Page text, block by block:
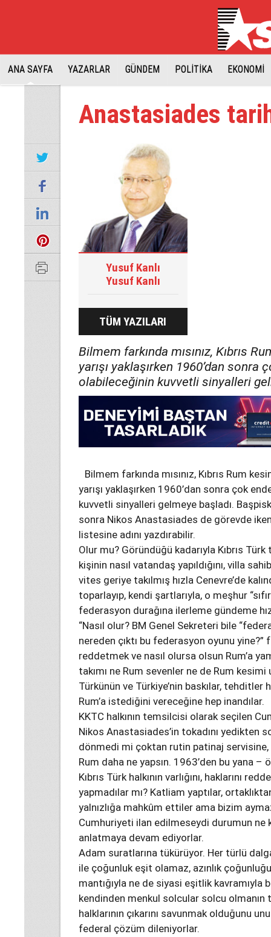
ANA SAYFA YAZARLAR GÜNDEM POLİTİKA EKONOMİ
Anastasiades
Yusuf Kanlı
Yusuf Kanlı
TÜM YAZILARI
Bilmem farkında mısınız, Kıbrıs
yarışı yaklaşırken 1960’dan
olabileceğinin kuvvetli sinyalleri
Bilmem farkında mısınız, Kıbrıs Rum
yarışı yaklaşırken 1960’dan sonra çok
kuvvetli sinyalleri gelmeye başladı.
sonra Nikos Anastasiades de görevde
listesine adını yazdırabilir.
Olur mu? Göründüğü kadarıyla Kıbrıs
kişinin nasıl vatandaş yapıldığını, villa
vites geriye takılmış hızla Cenevre’de
toparlayıp, kendi şartlarıyla, o meşhur
federasyon durağına ilerleme gündeme
“Nasıl olur? BM Genel Sekreteri bile
nereden çıktı bu federasyon oyunu yine?”
reddetmek ve nasıl olursa olsun Rum’a
takımı ne Rum sevenler ne de Rum kesimi
Türkünün ve Türkiye’nin baskılar, tehditler
Rum’a istediğini vereceğine hep inandılar.
KKTC halkının temsilcisi olarak seçilen
Nikos Anastasiades’in tokadını yedikten
dönmedi mi çoktan rutin patinaj
Rum daha ne yapsın. 1963’den bu yana
Kıbrıs Türk halkının varlığını, haklarını
yapmadılar mı? Katliam yaptılar,
yalnızlığa mahkûm ettiler ama bizim
Cumhuriyeti ilan edilmeseydi durumun ne
anlatmaya devam ediyorlar.
Adam suratlarına tükürüyor. Her türlü
ile çoğunluk eşit olamaz, azınlık
mantığıyla ne de siyasi eşitlik
kendinden menkul solcular solcu
halklarının çıkarını savunmak olduğunu
federal çözüm dileniyorlar.